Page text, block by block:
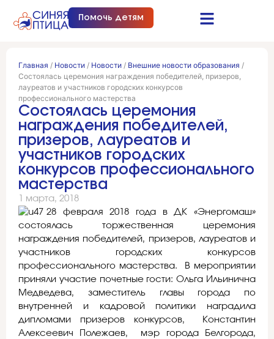
Помочь детям
Главная / Новости / Новости / Внешние новости образования /
Состоялась церемония награждения победителей, призеров,
лауреатов и участников городских конкурсов
профессионального мастерства
Состоялась церемония
награждения победителей,
призеров, лауреатов и
участников городских
конкурсов профессионального
мастерства
1 марта, 2018
28 февраля 2018 года в ДК «Энергомаш»
состоялась торжественная церемония
награждения победителей, призеров, лауреатов и
участников городских конкурсов
профессионального мастерства. В мероприятии
приняли участие почетные гости: Ольга Ильинична
Медведева, заместитель главы города по
внутренней и кадровой политики наградила
дипломами призеров конкурсов, Константин
Алексеевич Полежаев, мэр города Белгорода,